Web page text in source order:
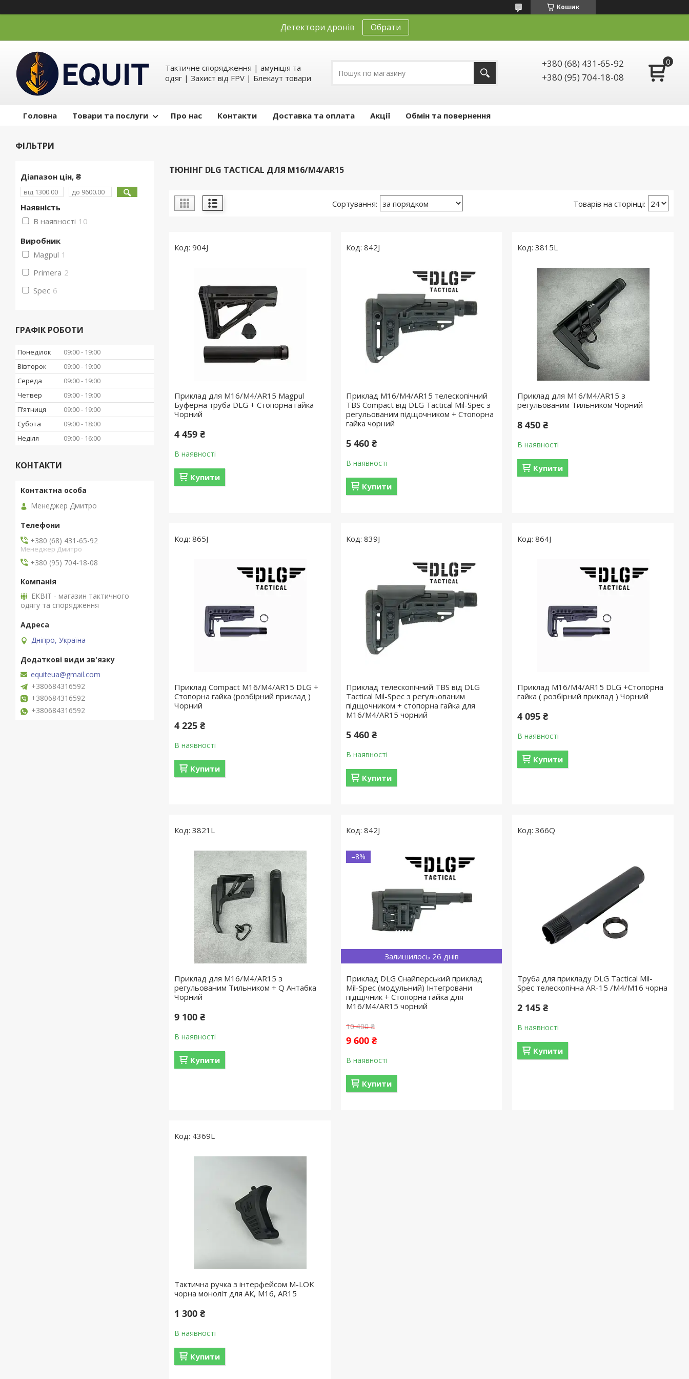
Кошик
Детектори дронів Обрати
Тактичне спорядження | амуніція та
одяг | Захист від FPV | Блекаут товари
+380 (68) 431-65-92
+380 (95) 704-18-08
Головна Товари та послуги Про нас Контакти Доставка та оплата Акції Обмін та повернення
ТЮНІНГ DLG TACTICAL ДЛЯ M16/M4/AR15
904J
Приклад для M16/M4/AR15 Magpul
Буферна труба DLG + Стопорна гайка
Чорний
4 459 ₴
В наявності
Купити
842J
Приклад M16/M4/AR15 телескопічний
TBS Compact від DLG Tactical Mil-Spec з
регульованим підщочником + Стопорна
гайка чорний
5 460 ₴
В наявності
Купити
3815L
Приклад для M16/M4/AR15 з
регульованим Тильником Чорний
8 450 ₴
В наявності
Купити
865J
Приклад Compact M16/M4/AR15 DLG +
Стопорна гайка (розбірний приклад )
Чорний
4 225 ₴
В наявності
Купити
839J
Приклад телескопічний TBS від DLG
Tactical Mil-Spec з регульованим
підщочником + стопорна гайка для
M16/M4/AR15 чорний
5 460 ₴
В наявності
Купити
864J
Приклад M16/M4/AR15 DLG +Стопорна
гайка ( розбірний приклад ) Чорний
4 095 ₴
В наявності
Купити
3821L
Приклад для M16/M4/AR15 з
регульованим Тильником + Q Антабка
Чорний
9 100 ₴
В наявності
Купити
842J
Залишилось 26 днів
–8%
Приклад DLG Снайперський приклад
Mil-Spec (модульний) Інтегровани
підщічник + Стопорна гайка для
M16/M4/AR15 чорний
10 400 ₴
9 600 ₴
В наявності
Купити
366Q
Труба для прикладу DLG Tactical Mil-
Spec телескопічна AR-15 /M4/M16 чорна
2 145 ₴
В наявності
Купити
4369L
Тактична ручка з інтерфейсом M-LOK
чорна моноліт для АК, M16, AR15
1 300 ₴
В наявності
Купити
ФІЛЬТРИ
Діапазон цін, ₴
Наявність
В наявності 10
Виробник
Magpul 1
Primera 2
Spec 6
ГРАФІК РОБОТИ
Понеділок 09:00
19:00
Вівторок
09:00
19:00
Середа
09:00
19:00
Четвер
09:00
19:00
Пʼятниця
09:00
19:00
Субота
09:00
18:00
Неділя
09:00 16:00
КОНТАКТИ
Менеджер Дмитро
+380 (68) 431-65-92
Менеджер Дмитро
+380 (95) 704-18-08
ЕКВІТ - магазин тактичного
одягу та спорядження
Дніпро, Україна
equiteua@gmail.com
+380684316592
+380684316592
+380684316592